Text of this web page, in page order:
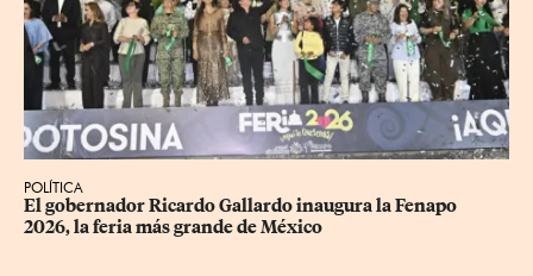
POLÍTICA
​El gobernador Ricardo Gallardo inaugura la Fenapo
2026, la feria más grande de México